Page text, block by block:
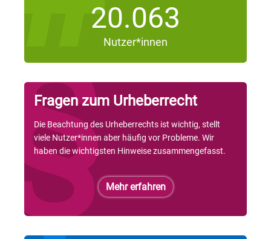
20.063
Nutzer*innen
Fragen zum Urheberrecht
Die Beachtung des Urheberrechts ist wichtig, stellt
viele Nutzer*innen aber häufig vor Probleme. Wir
haben die wichtigsten Hinweise zusammengefasst.
Mehr erfahren